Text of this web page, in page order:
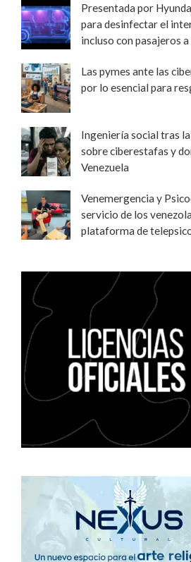
Presentada por
para desinfectar el
incluso con pasajeros
Las pymes ante las
por lo esencial para
Ingeniería social tras
sobre ciberestafas y
Venezuela
Venemergencia y
servicio de los
plataforma de